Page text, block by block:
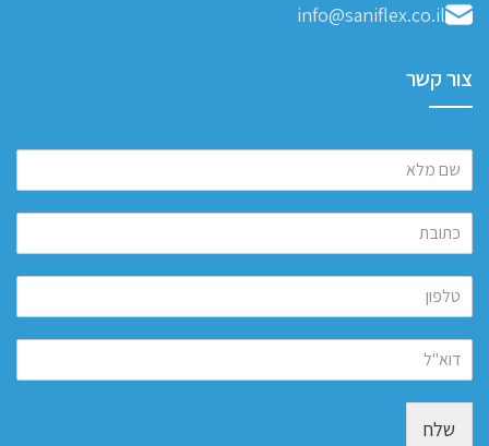
info@saniflex.co.il
צור קשר
שלח